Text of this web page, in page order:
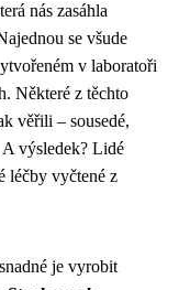
nás zasáhla
se všude
v laboratoři
Některé z těchto
věřili – sousedé,
výsledek? Lidé
léčby vyčtené z
je vyrobit